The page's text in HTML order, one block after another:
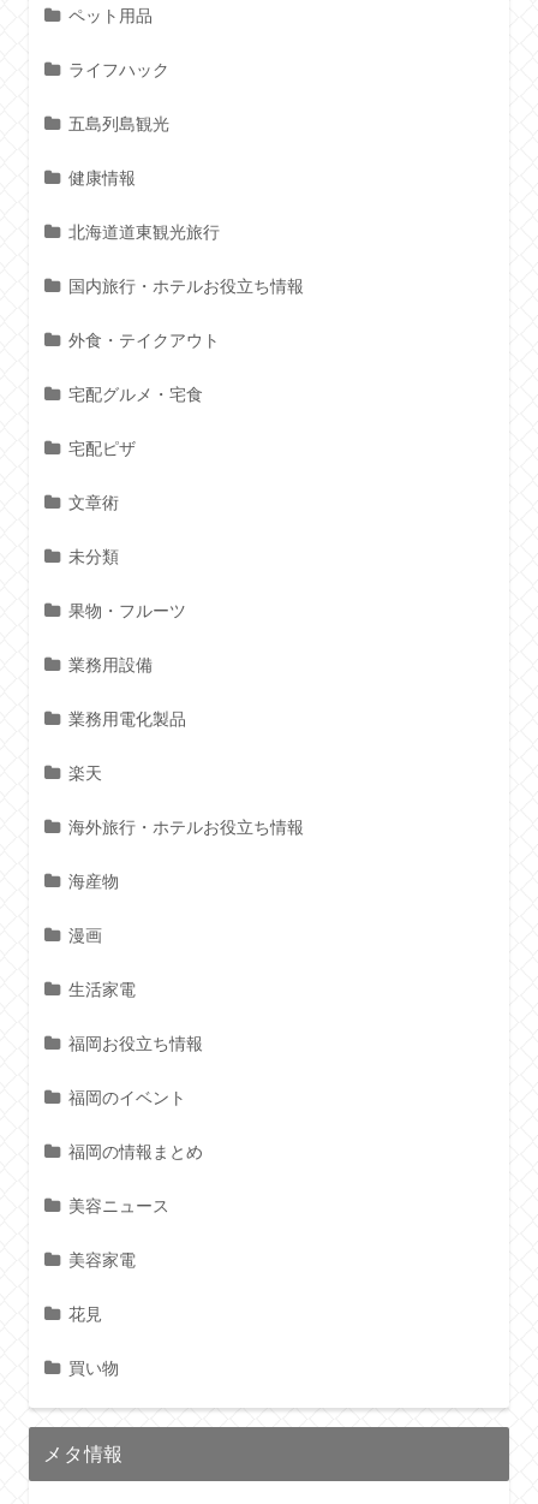
ペット用品
ライフハック
五島列島観光
健康情報
北海道道東観光旅行
国内旅行・ホテルお役立ち情報
外食・テイクアウト
宅配グルメ・宅食
宅配ピザ
文章術
未分類
果物・フルーツ
業務用設備
業務用電化製品
楽天
海外旅行・ホテルお役立ち情報
海産物
漫画
生活家電
福岡お役立ち情報
福岡のイベント
福岡の情報まとめ
美容ニュース
美容家電
花見
買い物
メタ情報